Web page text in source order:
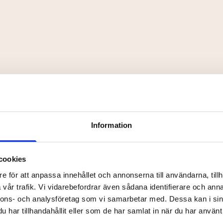
Information
för att anpassa innehållet och annonserna till användarna,
trafik. Vi vidarebefordrar även sådana identifierare och
och analysföretag som vi samarbetar med. Dessa kan i
har tillhandahållit eller som de har samlat in när du har
Till detta serveras
Vill ni lyxa till det lite
individuella
och/eller laktosfria
VÄLKOMNA!